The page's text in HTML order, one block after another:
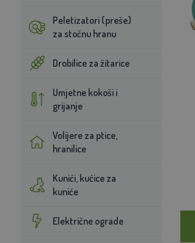
Peletizatori (preše)
za stočnu hranu
Drobilice za žitarice
Umjetne kokoši i
grijanje
Volijere za ptice,
hranilice
Kunići, kućice za
kuniće
Električne ograde